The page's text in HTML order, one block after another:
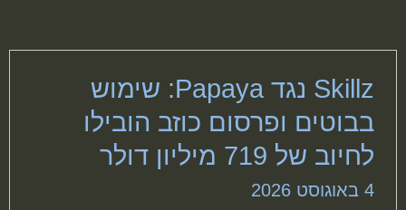
Skillz נגד Papaya: שימוש
בבוטים ופרסום כוזב הובילו
לחיוב של 719 מיליון דולר
4 באוגוסט 2026